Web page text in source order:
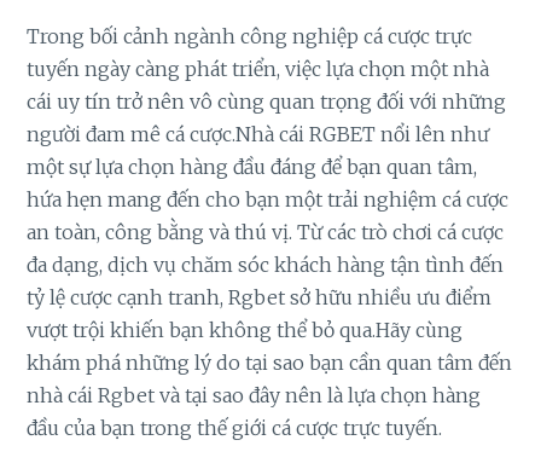
Trong bối cảnh ngành công nghiệp cá cược trực
tuyến ngày càng phát triển, việc lựa chọn một nhà
cái uy tín trở nên vô cùng quan trọng đối với những
người đam mê cá cược.Nhà cái RGBET nổi lên như
một sự lựa chọn hàng đầu đáng để bạn quan tâm,
hứa hẹn mang đến cho bạn một trải nghiệm cá cược
an toàn, công bằng và thú vị. Từ các trò chơi cá cược
đa dạng, dịch vụ chăm sóc khách hàng tận tình đến
tỷ lệ cược cạnh tranh, Rgbet sở hữu nhiều ưu điểm
vượt trội khiến bạn không thể bỏ qua.Hãy cùng
khám phá những lý do tại sao bạn cần quan tâm đến
nhà cái Rgbet và tại sao đây nên là lựa chọn hàng
đầu của bạn trong thế giới cá cược trực tuyến.